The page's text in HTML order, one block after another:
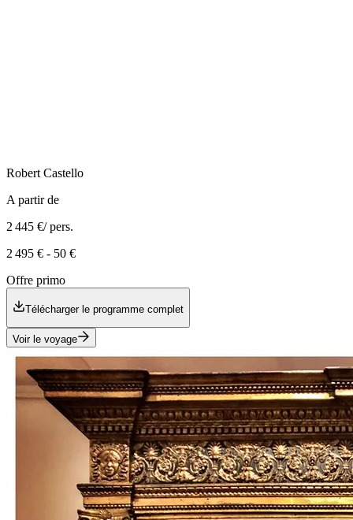
Robert Castello
A partir de
2 445 €/ pers.
2 495 € - 50 €
Offre primo
Télécharger le programme complet
Voir le voyage